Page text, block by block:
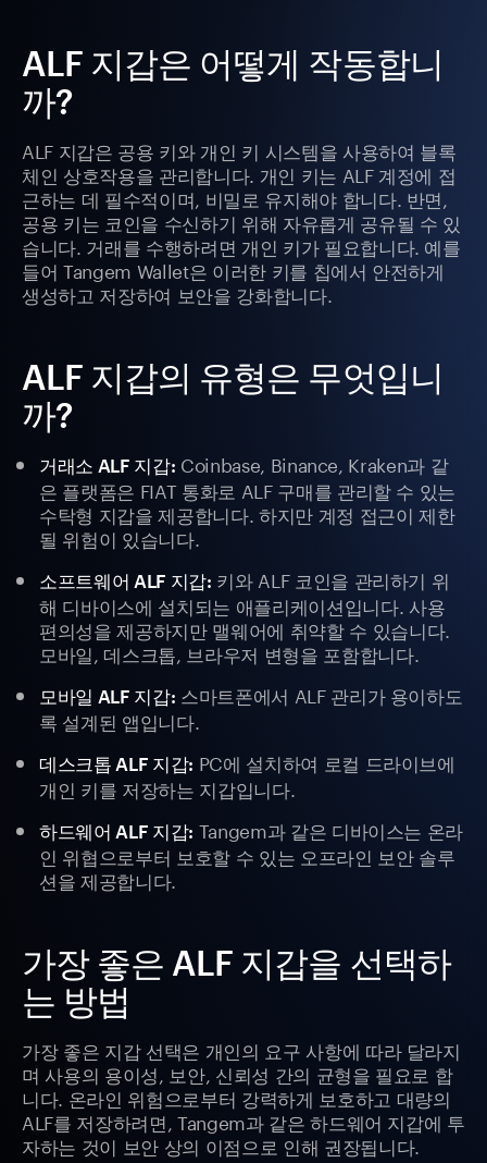
ALF 지갑은 어떻게 작동합니
까?
ALF 지갑은 공용 키와 개인 키 시스템을 사용하여 블록
체인 상호작용을 관리합니다. 개인 키는 ALF 계정에 접
근하는 데 필수적이며, 비밀로 유지해야 합니다. 반면,
공용 키는 코인을 수신하기 위해 자유롭게 공유될 수 있
습니다. 거래를 수행하려면 개인 키가 필요합니다. 예를
들어 Tangem Wallet은 이러한 키를 칩에서 안전하게
생성하고 저장하여 보안을 강화합니다.
ALF 지갑의 유형은 무엇입니
까?
거래소 ALF 지갑: Coinbase, Binance, Kraken과 같
은 플랫폼은 FIAT 통화로 ALF 구매를 관리할 수 있는
수탁형 지갑을 제공합니다. 하지만 계정 접근이 제한
될 위험이 있습니다.
소프트웨어 ALF 지갑: 키와 ALF 코인을 관리하기 위
해 디바이스에 설치되는 애플리케이션입니다. 사용
편의성을 제공하지만 맬웨어에 취약할 수 있습니다.
모바일, 데스크톱, 브라우저 변형을 포함합니다.
모바일 ALF 지갑: 스마트폰에서 ALF 관리가 용이하도
록 설계된 앱입니다.
데스크톱 ALF 지갑: PC에 설치하여 로컬 드라이브에
개인 키를 저장하는 지갑입니다.
하드웨어 ALF 지갑: Tangem과 같은 디바이스는 온라
인 위협으로부터 보호할 수 있는 오프라인 보안 솔루
션을 제공합니다.
가장 좋은 ALF 지갑을 선택하
는 방법
가장 좋은 지갑 선택은 개인의 요구 사항에 따라 달라지
며 사용의 용이성, 보안, 신뢰성 간의 균형을 필요로 합
니다. 온라인 위험으로부터 강력하게 보호하고 대량의
ALF를 저장하려면, Tangem과 같은 하드웨어 지갑에 투
자하는 것이 보안 상의 이점으로 인해 권장됩니다.